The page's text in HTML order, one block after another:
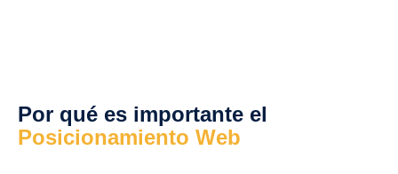
Posicionamiento Web​